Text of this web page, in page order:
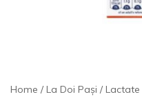
Home La Doi Pași
Lactate